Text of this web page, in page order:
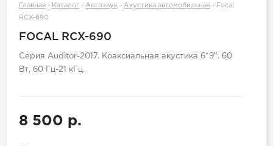
Главная - Каталог - Автозвук - Акустика автомобильная - Focal
RCX-690
FOCAL RCX-690
Серия Auditor-2017. Коаксиальная акустика 6*9". 60
Вт, 60 Гц-21 кГц.
8 500 р.